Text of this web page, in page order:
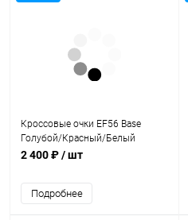
Кроссовые очки EF56 Base
Голубой/Красный/Белый
2 400 ₽/ шт
Подробнее